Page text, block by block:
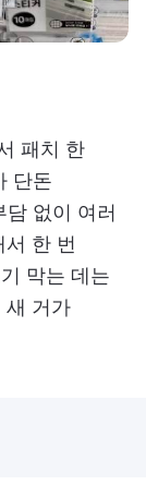
패치 한
단돈
담 없이 여러
한 번
막는 데는
새 거가